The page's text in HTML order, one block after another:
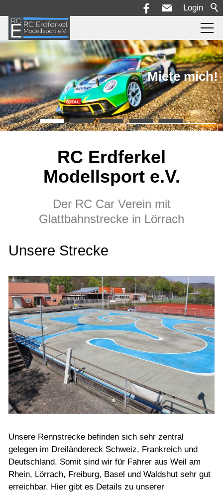
Login
Aktuelles
Die Rennstrecke
Rennserie + Reglement
Termine
Kontakt
Miete mich!
weitere Informationen
RC Erdferkel
Modellsport e.V.
Der RC Car Verein mit
Glattbahnstrecke in Lörrach
Unsere Strecke
Unsere Rennstrecke befinden sich sehr zentral
gelegen im Dreiländereck Schweiz, Frankreich und
Deutschland. Somit sind wir für Fahrer aus Weil am
Rhein, Lörrach, Freiburg, Basel und Waldshut sehr gut
erreichbar. Hier gibt es Details zu unserer